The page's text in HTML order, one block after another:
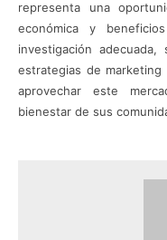
representa una
económica y
investigación
estrategias de
aprovechar este
bienestar de sus